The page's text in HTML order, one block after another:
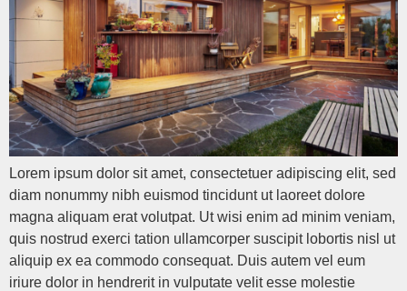
Lorem ipsum dolor sit amet, consectetuer adipiscing elit, sed
diam nonummy nibh euismod tincidunt ut laoreet dolore
magna aliquam erat volutpat. Ut wisi enim ad minim veniam,
quis nostrud exerci tation ullamcorper suscipit lobortis nisl ut
aliquip ex ea commodo consequat. Duis autem vel eum
iriure dolor in hendrerit in vulputate velit esse molestie